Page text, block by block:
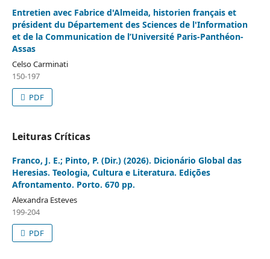
Entretien avec Fabrice d'Almeida, historien français et
président du Département des Sciences de l'Information
et de la Communication de l’Université Paris-Panthéon-
Assas
Celso Carminati
150-197
PDF
Leituras Críticas
Franco, J. E.; Pinto, P. (Dir.) (2026). Dicionário Global das
Heresias. Teologia, Cultura e Literatura. Edições
Afrontamento. Porto. 670 pp.
Alexandra Esteves
199-204
PDF